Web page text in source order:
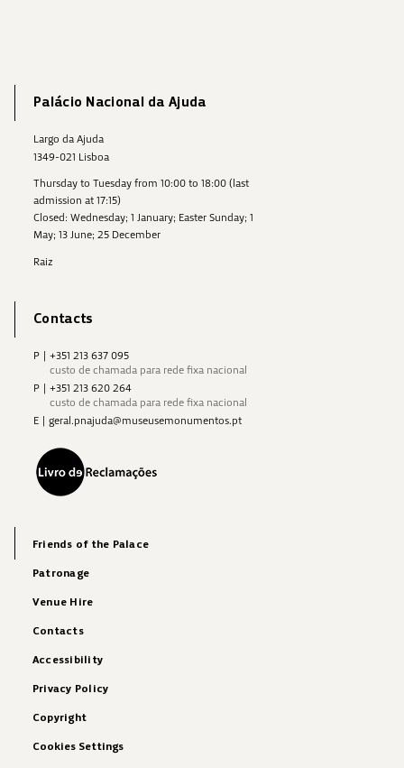
Palácio Nacional da Ajuda
Largo da Ajuda
1349-021 Lisboa
Thursday to Tuesday from 10:00 to 18:00 (last
admission at 17:15)
Closed: Wednesday; 1 January; Easter Sunday; 1
May; 13 June; 25 December
Raiz
Contacts
P
+351 213 637 095
custo de chamada para rede fixa nacional
P
+351 213 620 264
custo de chamada para rede fixa nacional
E
geral.pnajuda@museusemonumentos.pt
Friends of the Palace
Patronage
Venue Hire
Contacts
Accessibility
Privacy Policy
Copyright
Cookies Settings